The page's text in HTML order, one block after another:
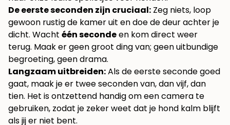
De eerste seconden zijn cruciaal: Zeg niets, loop
gewoon rustig de kamer uit en doe de deur achter je
dicht. Wacht één secondeen kom direct weer
terug. Maak er geen groot ding van; geen uitbundige
begroeting, geen drama.
Langzaam uitbreiden:Als de eerste seconde goed
gaat, maak je er twee seconden van, dan vijf, dan
tien. Het is ontzettend handig om een camera te
gebruiken, zodat je zeker weet dat je hond kalm blijft
als jij er niet bent.